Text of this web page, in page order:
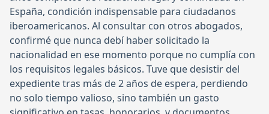
España, condición indispensable para ciudadanos
iberoamericanos. Al consultar con otros abogados,
confirmé que nunca debí haber solicitado la
nacionalidad en ese momento porque no cumplía con
los requisitos legales básicos. Tuve que desistir del
expediente tras más de 2 años de espera, perdiendo
no solo tiempo valioso, sino también un gasto